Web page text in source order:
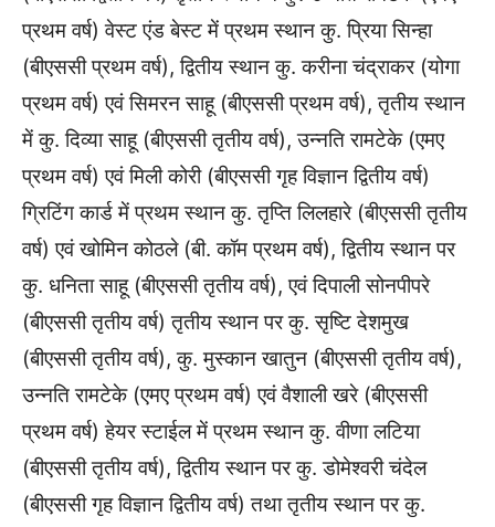
प्रथम वर्ष) वेस्ट एंड बेस्ट में प्रथम स्थान कु. प्रिया सिन्हा
(बीएससी प्रथम वर्ष), द्वितीय स्थान कु. करीना चंद्राकर (योगा
प्रथम वर्ष) एवं सिमरन साहू (बीएससी प्रथम वर्ष), तृतीय स्थान
में कु. दिव्या साहू (बीएससी तृतीय वर्ष), उन्नति रामटेके (एमए
प्रथम वर्ष) एवं मिली कोरी (बीएससी गृह विज्ञान द्वितीय वर्ष)
ग्रिटिंग कार्ड में प्रथम स्थान कु. तृप्ति लिलहारे (बीएससी तृतीय
वर्ष) एवं खोमिन कोठले (बी. कॉम प्रथम वर्ष), द्वितीय स्थान पर
कु. धनिता साहू (बीएससी तृतीय वर्ष), एवं दिपाली सोनपीपरे
(बीएससी तृतीय वर्ष) तृतीय स्थान पर कु. सृष्टि देशमुख
(बीएससी तृतीय वर्ष), कु. मुस्कान खातुन (बीएससी तृतीय वर्ष),
उन्नति रामटेके (एमए प्रथम वर्ष) एवं वैशाली खरे (बीएससी
प्रथम वर्ष) हेयर स्टाईल में प्रथम स्थान कु. वीणा लटिया
(बीएससी तृतीय वर्ष), द्वितीय स्थान पर कु. डोमेश्वरी चंदेल
(बीएससी गृह विज्ञान द्वितीय वर्ष) तथा तृतीय स्थान पर कु.